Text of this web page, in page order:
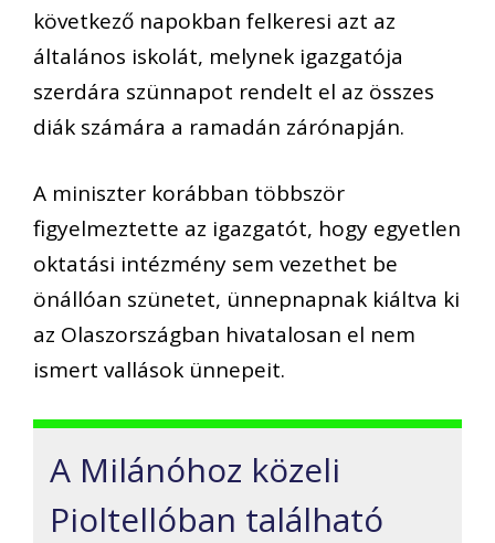
következő napokban felkeresi azt az
általános iskolát, melynek igazgatója
szerdára szünnapot rendelt el az összes
diák számára a ramadán zárónapján.
A miniszter korábban többször
figyelmeztette az igazgatót, hogy egyetlen
oktatási intézmény sem vezethet be
önállóan szünetet, ünnepnapnak kiáltva ki
az Olaszországban hivatalosan el nem
ismert vallások ünnepeit.
A Milánóhoz közeli
Pioltellóban található